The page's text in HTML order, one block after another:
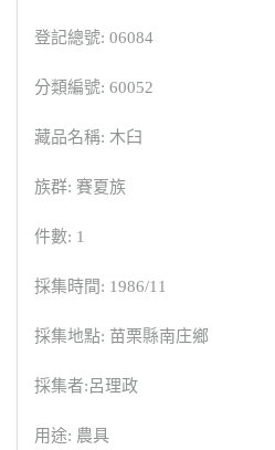
登記總號: 06084
分類編號: 60052
藏品名稱: 木臼
族群: 賽夏族
件數: 1
採集時間: 1986/11
採集地點: 苗栗縣南庄鄉
採集者:呂理政
用途: 農具